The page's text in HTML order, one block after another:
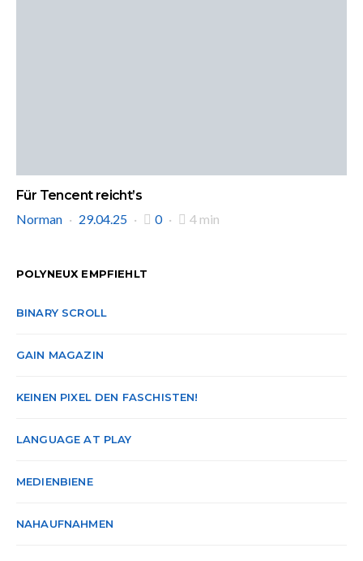
Für Tencent reicht’s
Norman
29.04.25 0 4 min
POLYNEUX EMPFIEHLT
BINARY SCROLL
GAIN MAGAZIN
KEINEN PIXEL DEN FASCHISTEN!
LANGUAGE AT PLAY
MEDIENBIENE
NAHAUFNAHMEN